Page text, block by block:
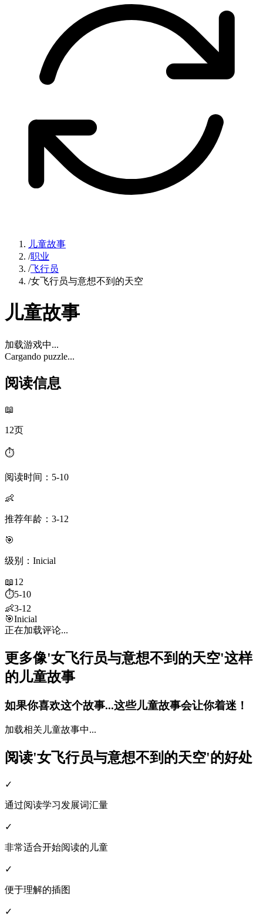
儿童故事
/职业
/飞行员
/女飞行员与意想不到的天空
儿童故事
加载游戏中...
Cargando puzzle...
阅读信息
📖
12页
⏱️
阅读时间：5-10
👶
推荐年龄：3-12
🎯
级别：Inicial
📖12
⏱️5-10
👶3-12
🎯Inicial
正在加载评论...
更多像'女飞行员与意想不到的天空'这样
的儿童故事
如果你喜欢这个故事...这些儿童故事会让你着迷！
加载相关儿童故事中...
阅读'女飞行员与意想不到的天空'的好处
✓
通过阅读学习发展词汇量
✓
非常适合开始阅读的儿童
✓
便于理解的插图
✓